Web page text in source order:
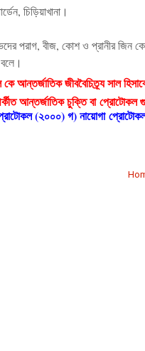
, চিড়িয়াখানা ।
পরাগ,বীজ, কোশও প্রানীরজিনকে
বলে ।
আন্তর্জাতিক জীববৈচিত্র্য সাল
আন্তর্জাতিক চুক্তি বাপ্রোটোকল
(২০০০) গ) নায়োগা